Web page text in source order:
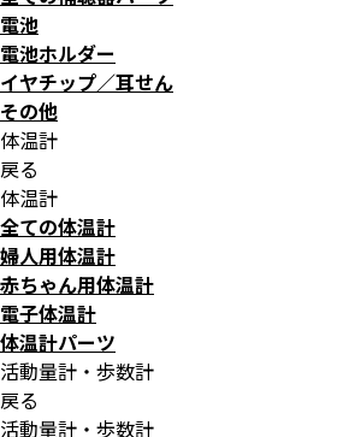
電池
電池ホルダー
イヤチップ／耳せん
その他
体温計
戻る
体温計
全ての体温計
婦人用体温計
赤ちゃん用体温計
電子体温計
体温計パーツ
活動量計・歩数計
戻る
活動量計・歩数計